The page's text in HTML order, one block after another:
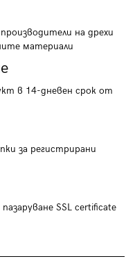
на дрехи
материали
в 14-дневен срок от
за регистрирани
SSL certificate